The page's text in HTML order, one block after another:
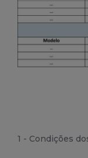
1 - Condições